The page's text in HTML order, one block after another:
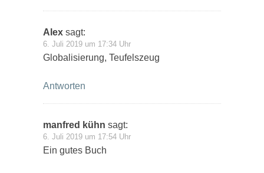
Alex sagt:
6. Juli 2019 um 17:34 Uhr
Globalisierung, Teufelszeug
Antworten
manfred kühn sagt:
6. Juli 2019 um 17:54 Uhr
Ein gutes Buch